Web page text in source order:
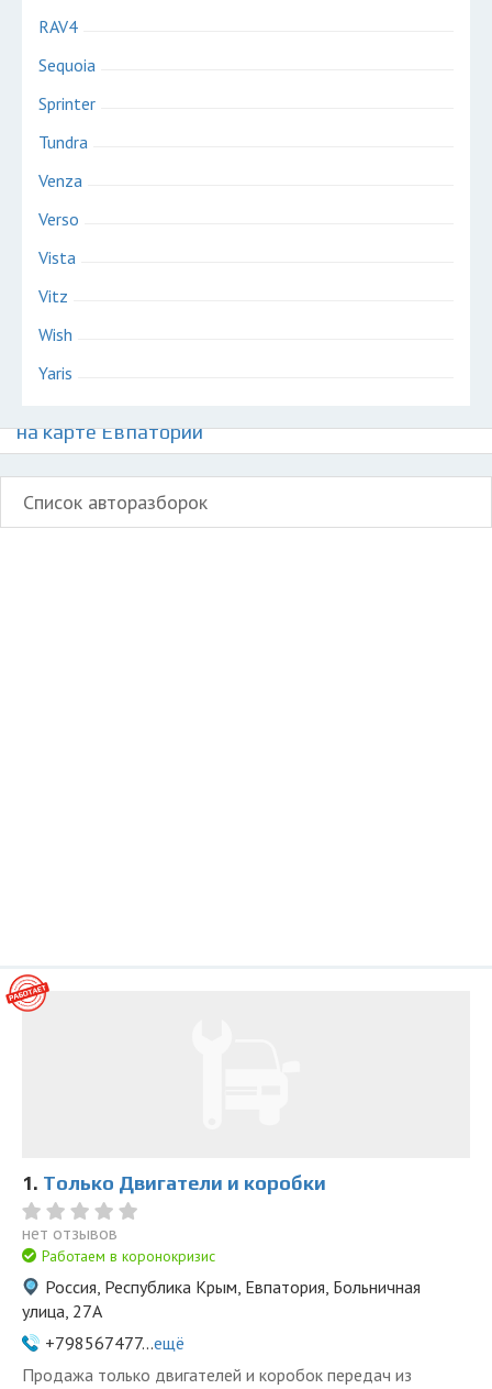
RAV4
Sequoia
Sprinter
Tundra
Venza
Verso
Vista
Vitz
Wish
Yaris
на карте Евпатории
Список авторазборок
1. Только Двигатели и коробки
нет отзывов
Работаем в коронокризис
Россия, Республика Крым, Евпатория, Больничная
улица, 27А
+798567477...ещё
Продажа только двигателей и коробок передач из